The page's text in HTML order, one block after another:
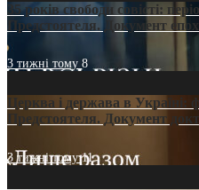
35 років свободи совісті:
Предстоятеля. Документ
3 тижні тому 8
Церква і держава в Україні:
Предстоятеля. Документ
3 тижні тому11